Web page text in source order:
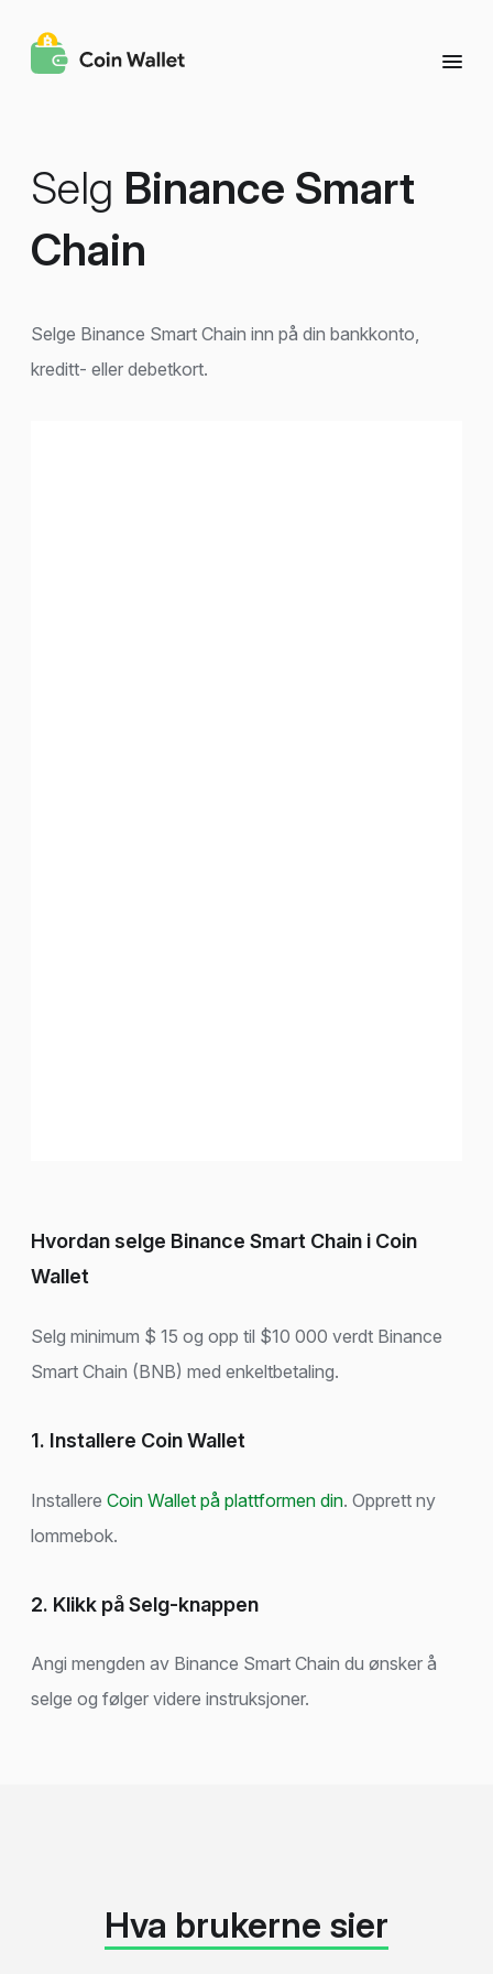
Selg Binance Smart
Chain
Selge Binance Smart Chain inn på din bankkonto,
kreditt- eller debetkort.
Hvordan selge Binance Smart Chain i Coin
Wallet
Selg minimum $ 15 og opp til $10 000 verdt Binance
Smart Chain (BNB) med enkeltbetaling.
1. Installere Coin Wallet
Installere Coin Wallet på plattformen din. Opprett ny
lommebok.
2. Klikk på Selg-knappen
Angi mengden av Binance Smart Chain du ønsker å
selge og følger videre instruksjoner.
Hva brukerne sier